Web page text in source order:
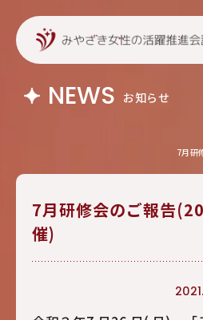
NEWS お知らせ
7月研
7月研修会のご報告
催)